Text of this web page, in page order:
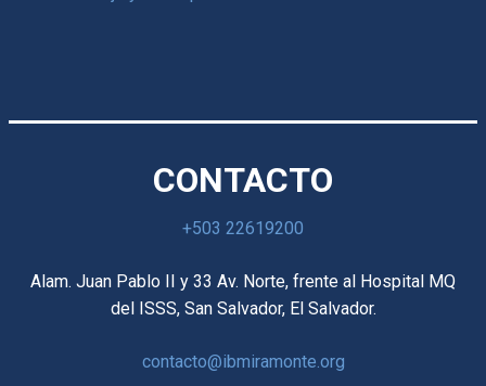
CONTACTO
+503 22619200
Alam. Juan Pablo II y 33 Av. Norte, frente al Hospital MQ
del ISSS, San Salvador, El Salvador.
contacto@ibmiramonte.org